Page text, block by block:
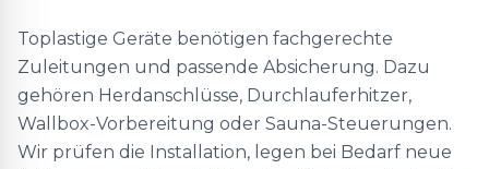
Toplastige Geräte benötigen fachgerechte
Zuleitungen und passende Absicherung. Dazu
gehören Herdanschlüsse, Durchlauferhitzer,
Wallbox-Vorbereitung oder Sauna-Steuerungen.
Wir prüfen die Installation, legen bei Bedarf neue